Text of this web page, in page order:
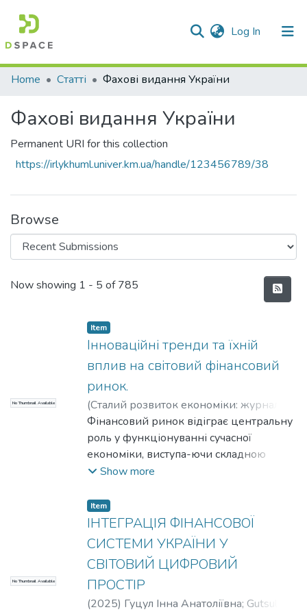
Log In (current)
Communities & Collections
Home Статті Фахові видання України
Фахові видання України
Permanent URI for this collection
https://irlykhuml.univer.km.ua/handle/123456789/38
Browse
Recent Submissions
Now showing 1 - 5 of 785
No Thumbnail Available
Item
Інноваційні тренди та їхній
вплив на світовий фінансовий
ринок.
(Сталий розвиток економіки: журнал.,
2025)Гуцул Інна Анатоліївна;Gutsul Inna
Anatolyivna
Фінансовий ринок відіграє центральну
роль у функціонуванні сучасної
економіки, виступа-ючи складною
системою взаємодії економічних
трансформації націо-нальної
економіки. Його ключова функція
полягає в мобілізації фінансових
ресурсів, що спрямовуються на
забезпечення потреб бізнесу та
населення, а також у створенні
механізмів державного впливу на
Show more
No Thumbnail Available
Item
ІНТЕГРАЦІЯ ФІНАНСОВОЇ
СИСТЕМИ УКРАЇНИ У
СВІТОВИЙ ЦИФРОВИЙ
ПРОСТІР
(2025) Гуцул Інна Анатоліївна; Gutsul